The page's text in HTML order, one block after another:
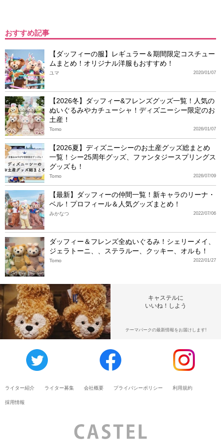
おすすめ記事
【ダッフィーの服】レギュラー＆期間限定コスチュー
ムまとめ！オリジナル洋服もおすすめ！
2020/01/07
ユマ
【2026冬】ダッフィー&フレンズグッズ一覧！人気の
ぬいぐるみやカチューシャ！ディズニーシー限定のお
土産！
2026/01/07
Tomo
【2026夏】ディズニーシーのお土産グッズ総まとめ
一覧！シー25周年グッズ、ファンタジースプリングス
グッズも！
2026/07/09
Tomo
【最新】ダッフィーの仲間一覧！新キャラのリーナ・
ベル！プロフィール＆人気グッズまとめ！
2022/07/06
みかなつ
ダッフィー＆フレンズ全ぬいぐるみ！シェリーメイ、
ジェラトーニ、、ステラルー、クッキー、オルも！
2022/01/27
Tomo
キャステルに
いいね！しよう
テーマパークの最新情報をお届けします!
ライター紹介 ライター募集 会社概要 プライバシーポリシー 利用規約
採用情報